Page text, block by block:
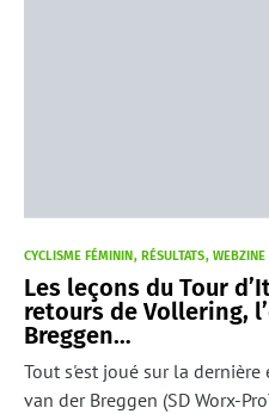
CYCLISME FÉMININ RÉSULTATS WEBZINE
Les leçons du Tour
retours de Vollering,
Breggen…
Tout s'est joué sur la
van der Breggen (SD Worx-